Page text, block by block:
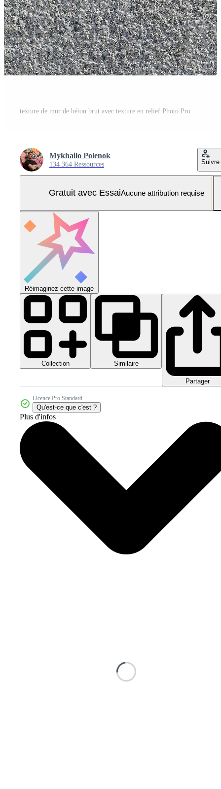
texture de mur de béton brut avec texture en relief Photo Pro
Mykhailo Polenok
134 364 Ressources Suivre
Gratuit avec EssaiAucune attribution requise
Réimaginez cette image
Collection Similaire
Partager
Licence Pro Standard
Qu'est-ce que c'est ?
Plus d'infos